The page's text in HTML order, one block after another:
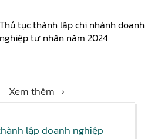
Thủ tục thành lập chi nhánh doanh
nghiệp tư nhân năm 2024
Xem thêm →
lập doanh nghiệp